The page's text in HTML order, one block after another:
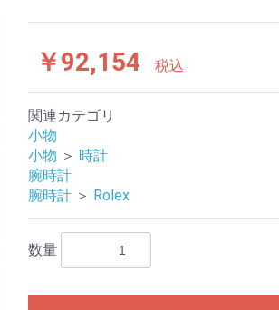
￥92,154 税込
関連カテゴリ
小物
小物 ＞ 時計
腕時計
腕時計 ＞ Rolex
数量